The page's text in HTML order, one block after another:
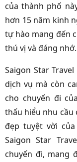
của thành phố
hơn 15 năm kinh
tự hào mang đến
thú vị và đáng nhớ.
Saigon Star
dịch vụ mà còn
cho chuyến đi
thấu hiểu nhu cầu
đẹp tuyệt vời
Saigon Star
chuyến đi, mang